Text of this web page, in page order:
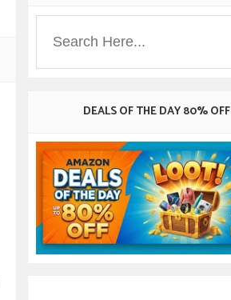
DEALS OF THE DAY 80% OFF